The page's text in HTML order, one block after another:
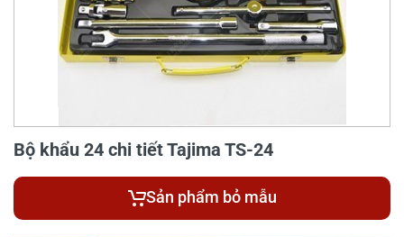
Bộ khẩu 24 chi tiết Tajima TS-24
Sản phẩm bỏ mẫu